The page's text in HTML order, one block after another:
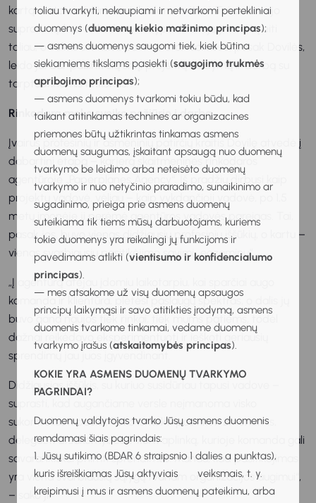
toliau tvarkyti, nekaupiami ir netvarkomi pertekliniai
duomenys (duomenų kiekio mažinimo principas);
— asmens duomenys saugomi tiek, kiek būtina
siekiamiems tikslams pasiekti (saugojimo trukmės
apribojimo principas);
— asmens duomenys tvarkomi tokiu būdu, kad
taikant atitinkamas technines ar organizacines
priemones būtų užtikrintas tinkamas asmens
duomenų saugumas, įskaitant apsaugą nuo duomenų
tvarkymo be leidimo arba neteisėto duomenų
tvarkymo ir nuo netyčinio praradimo, sunaikinimo ar
sugadinimo, prieiga prie asmens duomenų
suteikiama tik tiems mūsų darbuotojams, kuriems
tokie duomenys yra reikalingi jų funkcijoms ir
pavedimams atlikti (vientisumo ir konfidencialumo
principas).
— mes atsakome už visų duomenų apsaugos
principų laikymąsi ir savo atitikties įrodymą, asmens
duomenis tvarkome tinkamai, vedame duomenų
tvarkymo įrašus (atskaitomybės principas).
KOKIE YRA ASMENS DUOMENŲ TVARKYMO
PAGRINDAI?
Duomenų valdytojas tvarko Jūsų asmens duomenis
remdamasi šiais pagrindais:
1. Jūsų sutikimo (BDAR 6 straipsnio 1 dalies a punktas),
kuris išreiškiamas Jūsų aktyviais veiksmais, t. y.
kreipimusi į mus ir asmens duomenų pateikimu, arba
kartą rimtai susidūrė su rinkodaros sritimi. Tai dovanojo
supratimą, kad rinkodara – kryptis, kurioje ji norėtų eiti
toliau, o vėliau sekusios patirtys startuoliuose, pasak Dovilės,
leido jai dar pažinti šią sritį, projektų valdymą ir darbą su
tarptautinėmis rinkomis.
Rinkodara moko sveiko požiūrio į darbą
Įvairus profesinių ir asmeninių patirčių kraitis Dovilę atvedė į
dabartinį etapą – karjerą skaitmeninės rinkodaros
agentūroje „Paperplanes Agency“. Iš pradžių dirbusi kaip
projektų vadovė, vėliau – kaip vykdančioji vadovė, po 1,5
metų įmonėje ji perėmė agentūros vadovės pareigas. Tai,
pasak jos, buvo vienas didžiausių profesinių iššūkių, o kartu –
vienas svarbiausių pasitikėjimo savimi „egzaminų“.
„Į agentūrą atėjau įdomiu laikotarpiu, kai sparčiai augo
komanda ir klientūra, plėtėsi paslaugų spektras, o dalis jų
buvo gana naujos tiek rinkai, tiek mums patiems, todėl
dažnai reikėdavo eksperimentuoti ir ieškoti geriausių
sprendimų jau juos įgyvendinant.
Didžiausias iššūkis, su kuriuo susidūriau tapusi vadove –
suprasti, kad augančiame versle neįmanoma visko
sukontroliuoti pačiai. Teko išmokti pasitikėti žmonėmis,
deleguoti atsakomybes ir kurti aplinką, kurioje komanda gali
savarankiškai priimti sprendimus. Manau, kad pasitikėjimas
yra viena svarbiausių sąlygų tvariam organizacijos augimui“,
– sako ji.